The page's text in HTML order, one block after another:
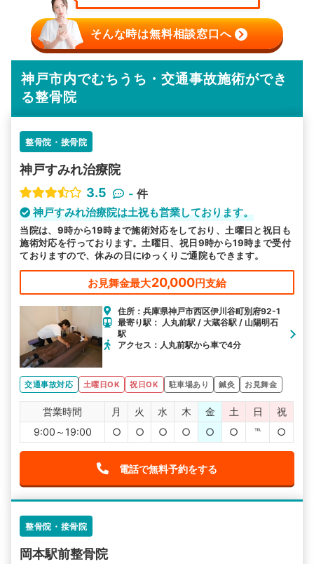
そんな時は無料相談窓口へ
神戸市内でむちうち・交通事故施術ができ
る整骨院
整骨院・接骨院
神戸すみれ治療院
3.5
- 件
神戸すみれ治療院は土祝も営業しております。
当院は、9時から19時まで施術対応をしており、土曜日と祝日も
施術対応を行っております。土曜日、祝日9時から19時まで受付
ておりますので、休みの日にゆっくりご通院もできます。
お見舞金最大20,000円支給
住所：兵庫県神戸市西区伊川谷町別府92-1
最寄り駅： 人丸前駅 / 大蔵谷駅 / 山陽明石
駅
アクセス：人丸前駅から車で4分
交通事故対応 土曜日OK 祝日OK 駐車場あり 鍼灸 お見舞金
営業時間 月 火 水 木 金 土 日
祝
9:00～19:00
○ ○ ○ ○ ○ ○ ℡ ○
電話で無料予約をする
整骨院・接骨院
岡本駅前整骨院